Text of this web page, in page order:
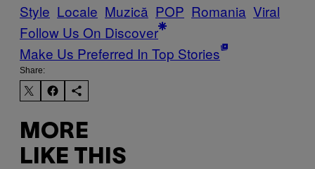
Style Locale Muzică POP Romania Viral
Follow Us On Discover
Make Us Preferred In Top Stories
Share:
MORE
LIKE THIS